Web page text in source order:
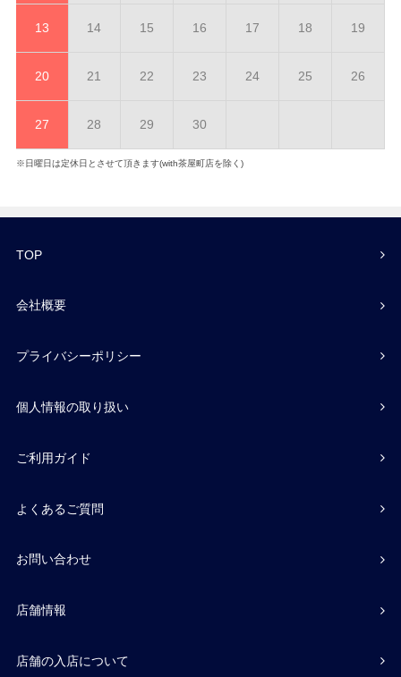
13 14 15 16 17 18 19
20 21 22 23 24 25 26
27 28 29 30
※日曜日は定休日とさせて頂きます(with茶屋町店を除く)
TOP
会社概要
プライバシーポリシー
個人情報の取り扱い
ご利用ガイド
よくあるご質問
お問い合わせ
店舗情報
店舗の入店について